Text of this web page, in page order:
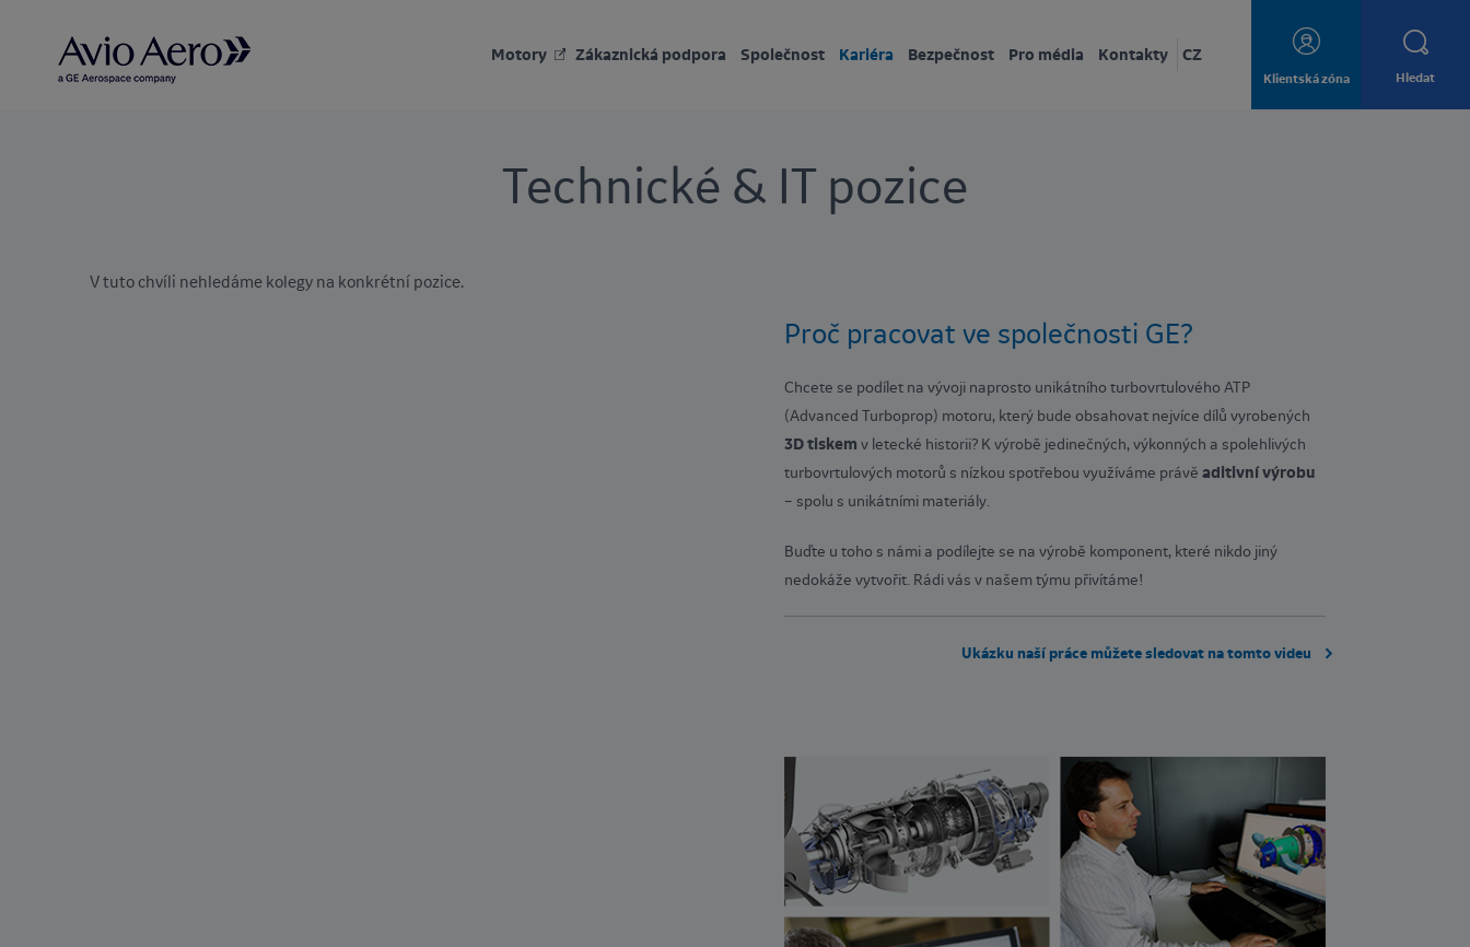
Motory Zákaznická podpora Společnost Kariéra Bezpečnost Pro média Kontakty CZ
Klientská zóna Hledat
Technické & IT pozice
V tuto chvíli nehledáme kolegy na konkrétní pozice.
Proč pracovat ve společnosti GE?
Chcete se podílet na vývoji naprosto unikátního turbovrtulového ATP
(Advanced Turboprop) motoru, který bude obsahovat nejvíce dílů vyrobených
3D tiskem v letecké historii? K výrobě jedinečných, výkonných a spolehlivých
turbovrtulových motorů s nízkou spotřebou využíváme právě aditivní výrobu
– spolu s unikátními materiály.
Buďte u toho s námi a podílejte se na výrobě komponent, které nikdo jiný
nedokáže vytvořit. Rádi vás v našem týmu přivítáme!
Ukázku naší práce můžete sledovat na tomto videu